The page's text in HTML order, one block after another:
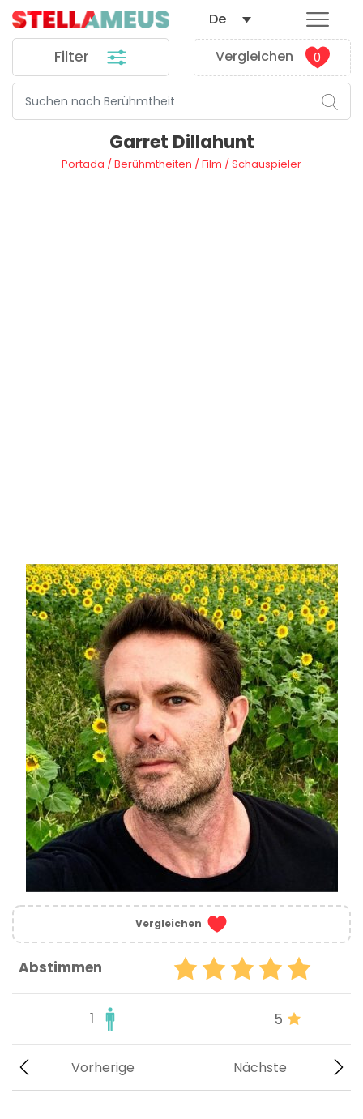
Filter Vergleichen 0
De
Garret Dillahunt
Portada /Berühmtheiten /Film /Schauspieler
Vergleichen
Abstimmen
1 5
Nächste
Vorherige